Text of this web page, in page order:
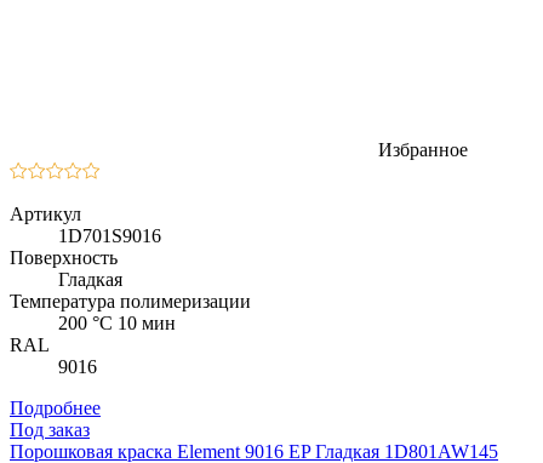
Избранное
Артикул
1D701S9016
Поверхность
Гладкая
Температура полимеризации
200 °C 10 мин
RAL
9016
Подробнее
Под заказ
Порошковая краска Element 9016 EP Гладкая 1D801AW145